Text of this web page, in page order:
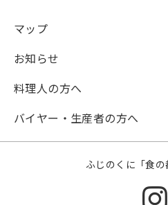
マップ
お知らせ
料理人の方へ
バイヤー・生産者の方へ
ふじのくに「食の